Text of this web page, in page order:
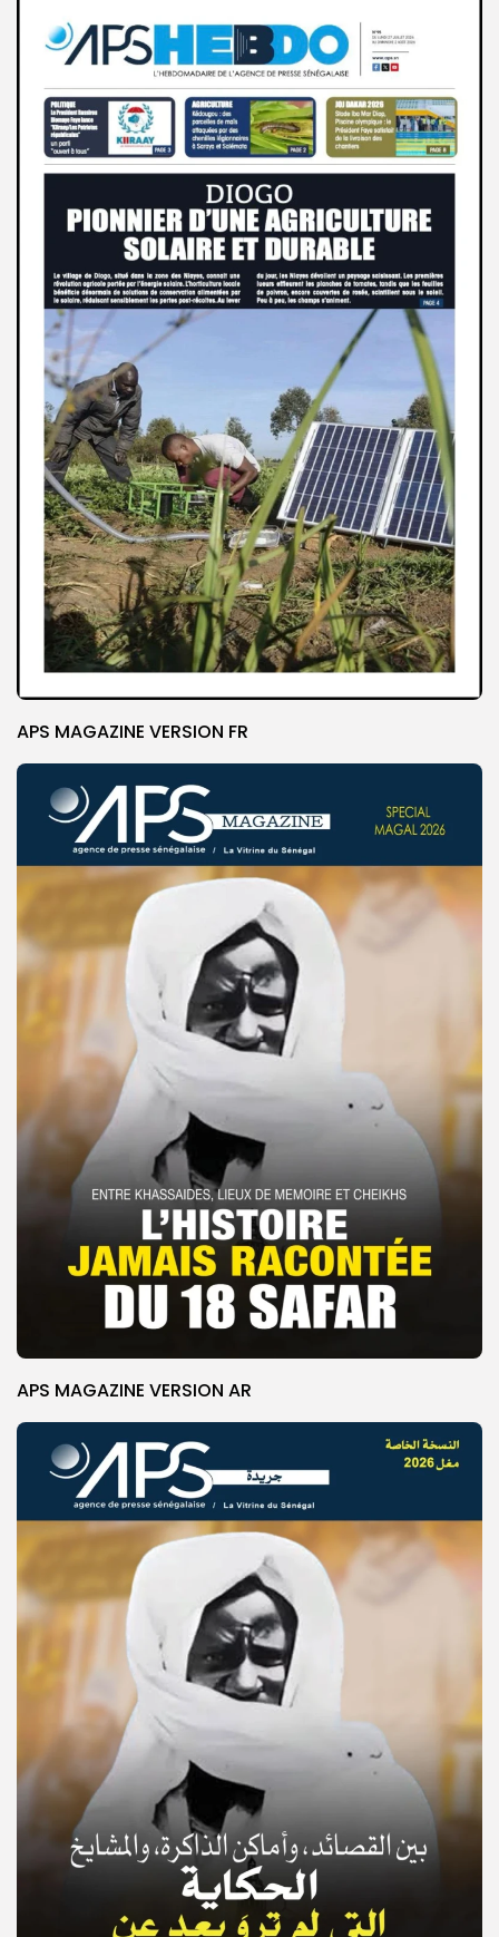
© Copyright 2025, APS
APS MAGAZINE VERSION FR
APS MAGAZINE VERSION AR